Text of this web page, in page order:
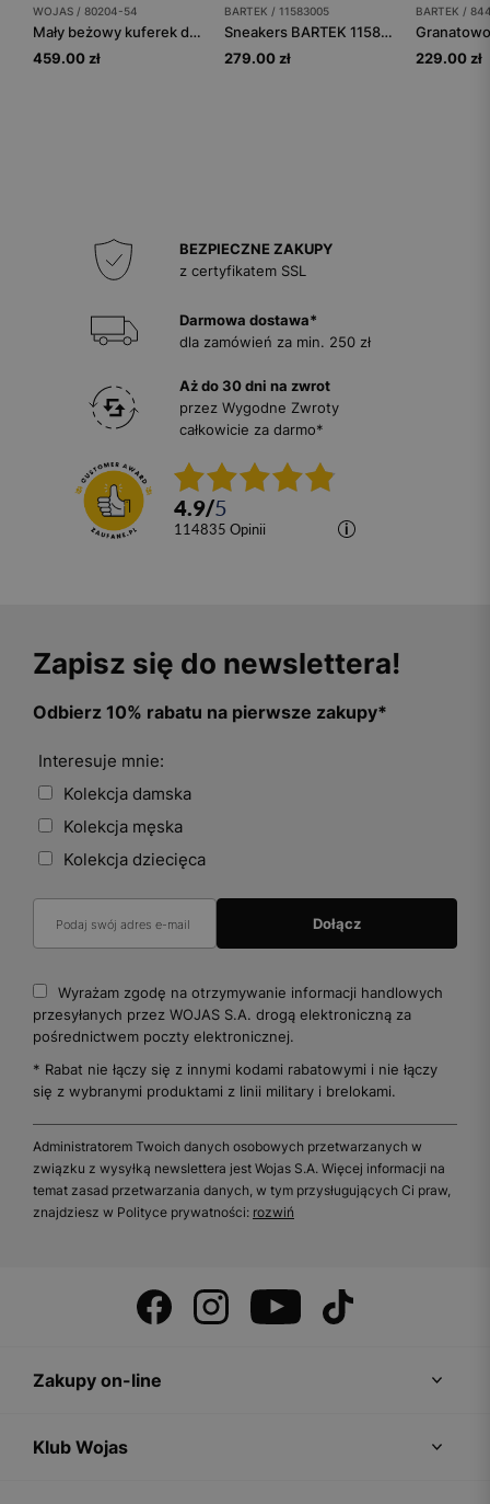
WOJAS / 80204-54
Mały beżowy kuferek damski ze skóry licowej
459.00 zł
BARTEK / 11583005
Sneakers BARTEK 11583005, dla chłopców, granatowo-szary
279.00 zł
BARTEK /
229.00 zł
BEZPIECZNE ZAKUPY
z certyfikatem SSL
Darmowa dostawa*
dla zamówień za min. 250 zł
Aż do 30 dni na zwrot
przez Wygodne Zwroty
całkowicie za darmo*
4.9/5
114835 opinii
Zapisz się do newslettera!
Odbierz 10% rabatu na pierwsze zakupy*
Interesuje mnie:
Kolekcja damska
Kolekcja męska
Kolekcja dziecięca
Wyrażam zgodę na otrzymywanie informacji handlowych
przesyłanych przez WOJAS S.A. drogą elektroniczną za
pośrednictwem poczty elektronicznej.
* Rabat nie łączy się z innymi kodami rabatowymi i nie łączy
się z wybranymi produktami z linii military i brelokami.
Administratorem Twoich danych osobowych przetwarzanych w
związku z wysyłką newslettera jest Wojas S.A. Więcej informacji na
temat zasad przetwarzania danych, w tym przysługujących Ci praw,
znajdziesz w Polityce prywatności: rozwiń
Zakupy on-line
Klub Wojas